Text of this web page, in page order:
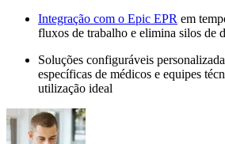
Integração com o Epic EPR em
fluxos de trabalho e elimina silos de
Soluções configuráveis
específicas de médicos e equipes
utilização ideal